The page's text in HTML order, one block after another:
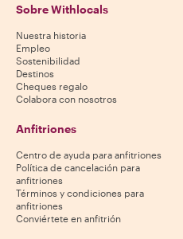
Sobre Withlocals
Nuestra historia
Empleo
Sostenibilidad
Destinos
Cheques regalo
Colabora con nosotros
Anfitriones
Centro de ayuda para anfitriones
Política de cancelación para
anfitriones
Términos y condiciones para
anfitriones
Conviértete en anfitrión